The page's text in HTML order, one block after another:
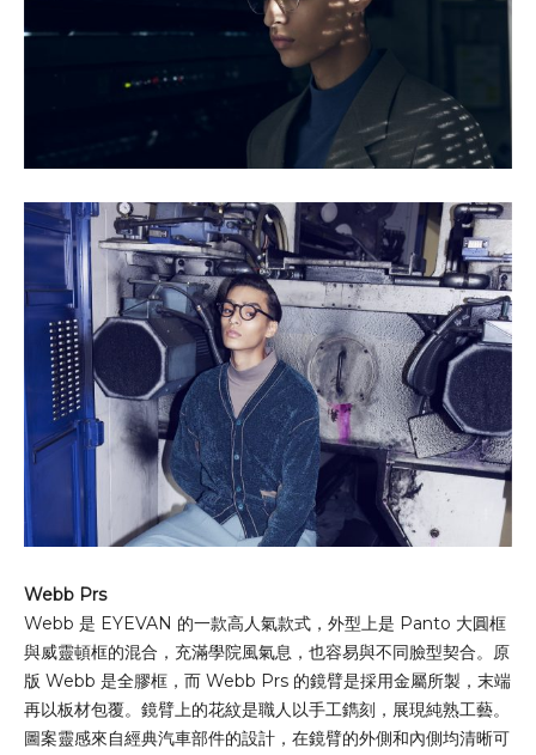
Webb Prs
Webb 是 EYEVAN 的一款高人氣款式，外型上是 Panto 大圓框
與威靈頓框的混合，充滿學院風氣息，也容易與不同臉型契合。原
版 Webb 是全膠框，而 Webb Prs 的鏡臂是採用金屬所製，末端
再以板材包覆。鏡臂上的花紋是職人以手工鐫刻，展現純熟工藝。
圖案靈感來自經典汽車部件的設計，在鏡臂的外側和內側均清晰可